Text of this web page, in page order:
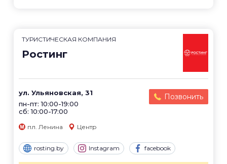
ТУРИСТИЧЕСКАЯ КОМПАНИЯ
Ростинг
ул. Ульяновская, 31
пн-пт: 10:00-19:00
сб: 10:00-17:00
Позвонить
пл. Ленина Центр
rosting.by Instagram facebook